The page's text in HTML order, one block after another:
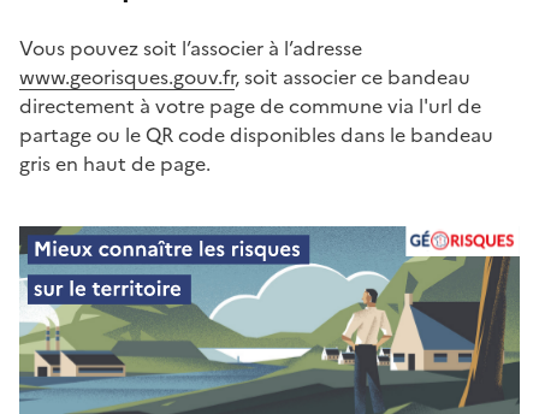
Vous pouvez soit l’associer à l’adresse
www.georisques.gouv.fr, soit associer ce bandeau
directement à votre page de commune via l'url de
partage ou le QR code disponibles dans le bandeau
gris en haut de page.